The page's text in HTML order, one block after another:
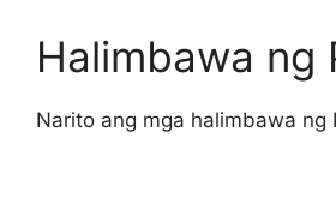
Halimbawa ng
Narito ang mga halimbawa ng